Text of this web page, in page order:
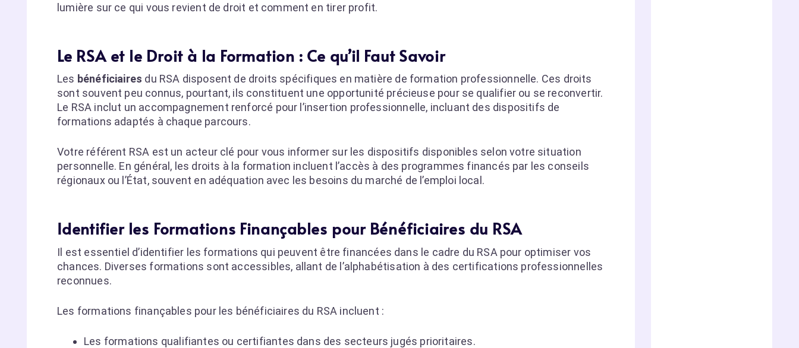
lumière sur ce qui vous revient de droit et comment en tirer profit.
Le RSA et le Droit à la Formation : Ce qu’il Faut Savoir
Les bénéficiaires du RSA disposent de droits spécifiques en matière de formation professionnelle. Ces droits
sont souvent peu connus, pourtant, ils constituent une opportunité précieuse pour se qualifier ou se reconvertir.
Le RSA inclut un accompagnement renforcé pour l’insertion professionnelle, incluant des dispositifs de
formations adaptés à chaque parcours.
Votre référent RSA est un acteur clé pour vous informer sur les dispositifs disponibles selon votre situation
personnelle. En général, les droits à la formation incluent l’accès à des programmes financés par les conseils
régionaux ou l’État, souvent en adéquation avec les besoins du marché de l’emploi local.
Identifier les Formations Finançables pour Bénéficiaires du RSA
Il est essentiel d’identifier les formations qui peuvent être financées dans le cadre du RSA pour optimiser vos
chances. Diverses formations sont accessibles, allant de l’alphabétisation à des certifications professionnelles
reconnues.
Les formations finançables pour les bénéficiaires du RSA incluent :
Les formations qualifiantes ou certifiantes dans des secteurs jugés prioritaires.